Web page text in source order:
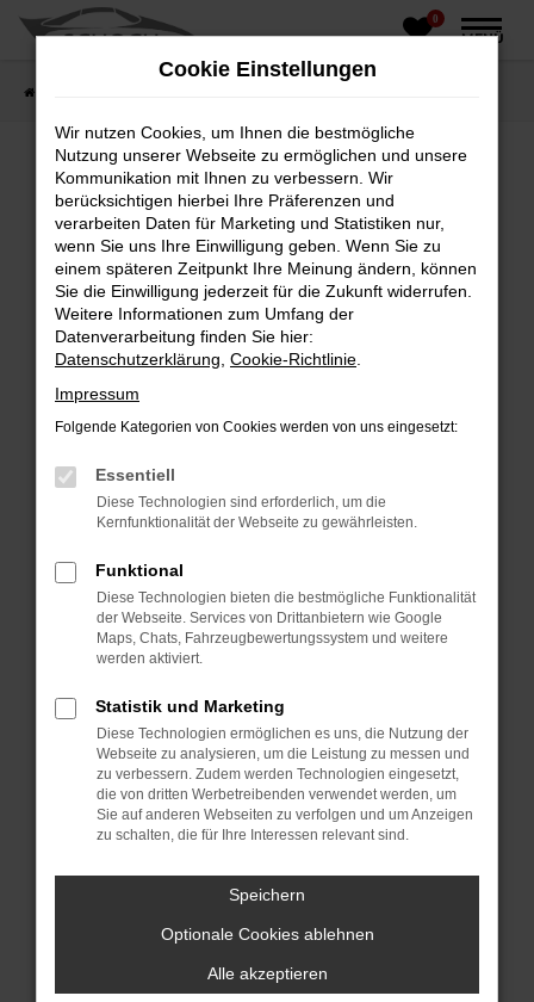
Zum
0
MENÜ
Fehler: Network Error
Beim Laden ist ein Fehler aufgetreten.
Hier sind ein paar Tipps, die dir helfen können:
Überprüfe deine Firewall und deine
Internetverbindung.
Laden andere Webseiten, zum Beispiel deine
Suchmaschine?
Prüfe deine Browsererweiterungen.
können das Laden bestimmter Seiten
verhindern. Funktioniert die Seite in einem
Fenster?
Starte dein Gerät neu.
Das kann manchmal helfen, vorübergehende
Probleme zu beheben.
Betriebssystem auf dem neuesten Stand
sind.
Veraltete Software birgt nicht nur ein
Sicherheitsrisiko, sondern kann auch dazu
führen, dass bestimmte Funktionen nicht mehr
unterstützt werden.
Wende dich an den Webseitenbetreiber.
Wenn du alle oben genannten Schritte versucht
hast, kontaktiere uns bitte. Wir werden
uns diesen Text schicken, um uns bei der
Cookie Einstellungen
Wir nutzen Cookies, um Ihnen die bestmögliche
Nutzung unserer Webseite zu ermöglichen und unsere
Kommunikation mit Ihnen zu verbessern. Wir
berücksichtigen hierbei Ihre Präferenzen und
verarbeiten Daten für Marketing und Statistiken nur,
wenn Sie uns Ihre Einwilligung geben. Wenn Sie zu
einem späteren Zeitpunkt Ihre Meinung ändern, können
Sie die Einwilligung jederzeit für die Zukunft widerrufen.
Weitere Informationen zum Umfang der
Datenverarbeitung finden Sie hier:
Datenschutzerklärung Cookie-Richtlinie
Impressum
Folgende Kategorien von Cookies werden von uns eingesetzt:
Essentiell
Diese Technologien sind erforderlich, um die
Kernfunktionalität der Webseite zu gewährleisten.
Funktional
Diese Technologien bieten die bestmögliche Funktionalität
der Webseite. Services von Drittanbietern wie Google
Maps, Chats, Fahrzeugbewertungssystem und weitere
werden aktiviert.
Statistik und Marketing
Diese Technologien ermöglichen es uns, die Nutzung der
Webseite zu analysieren, um die Leistung zu messen und
zu verbessern. Zudem werden Technologien eingesetzt,
die von dritten Werbetreibenden verwendet werden, um
Sie auf anderen Webseiten zu verfolgen und um Anzeigen
zu schalten, die für Ihre Interessen relevant sind.
Speichern
Optionale Cookies ablehnen
Alle akzeptieren